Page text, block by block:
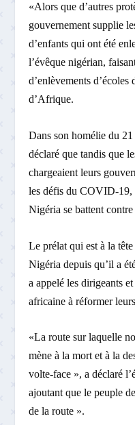
«Alors que d’autres
gouvernement supplie
d’enfants qui ont été
l’évêque nigérian,
d’enlèvements
d’Afrique.
Dans son homélie du
déclaré que tandis que
chargeaient leurs
les défis du COVID-19,
Nigéria se battent
Le prélat qui est à la
Nigéria depuis qu’il a
a appelé les dirigeants
africaine à réformer
«La route sur laquelle
mène à la mort et à la
volte-face », a déclaré
ajoutant que le peuple
de la route ».